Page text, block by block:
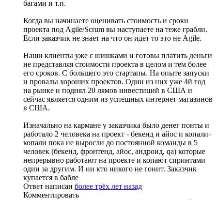
багами и т.п.
Когда вы начинаете оценивать стоимость и сроки
проекта под Agile/Scrum вы наступаете на теже грабли.
Если заказчик не знает на что он идет то это не Agile.
Наши клиенты уже с шишками и готовы платить деньги
не представляя стоимости проекта в целом и тем более
его сроков. С большего это стартапы. На опыте запуски
и провалы хороших проектов. Один из них уже 4й год
на рынке и поднял 20 лямов инвестиций в США и
сейчас является одним из успешных интернет магазинов
в США.
Изначально на кармане у заказчика было денег понты и
работало 2 человека на проект - бекенд и айос и копали-
копали пока не выросли до постоянной команды в 5
человек (бекенд, фронтенд, айос, андроид, qa) которые
непрерывно работают на проекте и копают спринтами
один за другим. И ни кто никого не гонит. Заказчик
купается в бабле
Ответ написан более трёх лет назад
Комментировать